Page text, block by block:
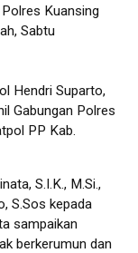
Kuansing
Sabtu
Hendri Suparto,
Gabungan Polres
PP Kab.
S.I.K., M.Si.,
S.Sos kepada
sampaikan
berkerumun dan